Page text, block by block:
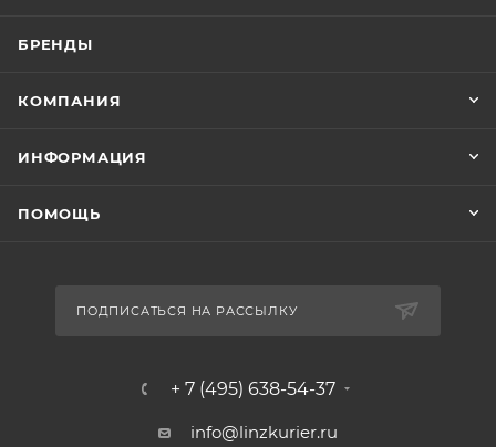
БРЕНДЫ
КОМПАНИЯ
ИНФОРМАЦИЯ
ПОМОЩЬ
ПОДПИСАТЬСЯ НА РАССЫЛКУ
+ 7 (495) 638-54-37
info@linzkurier.ru